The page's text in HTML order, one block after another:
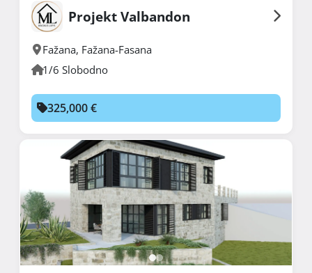
Projekt Valbandon
Fažana, Fažana-Fasana
1/6 Slobodno
325,000 €